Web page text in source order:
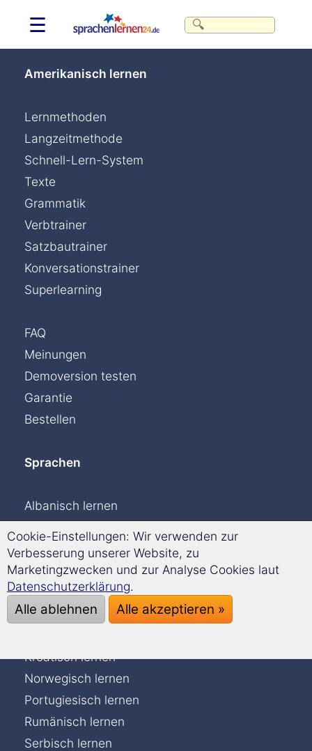
☰
Amerikanisch lernen
Lernmethoden
Langzeitmethode
Schnell-Lern-System
Texte
Grammatik
Verbtrainer
Satzbautrainer
Konversationstrainer
Superlearning
FAQ
Meinungen
Demoversion testen
Garantie
Bestellen
Sprachen
Albanisch lernen
Englisch lernen
Finnisch lernen
Französisch lernen
Griechisch lernen
Kroatisch lernen
Norwegisch lernen
Portugiesisch lernen
Rumänisch lernen
Serbisch lernen
Cookie-Einstellungen: Wir verwenden zur
Verbesserung unserer Website, zu
Marketingzwecken und zur Analyse Cookies laut
Datenschutzerklärung.
Alle ablehnen Alle akzeptieren »